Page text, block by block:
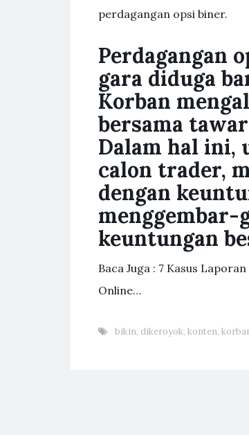
perdagangan opsi biner.
Perdagangan
gara diduga
Korban
bersama
Dalam hal ini,
calon trader,
dengan
keuntungan
Baca Juga : 7 Kasus
Online…
bikin, dikeroyok, konten,